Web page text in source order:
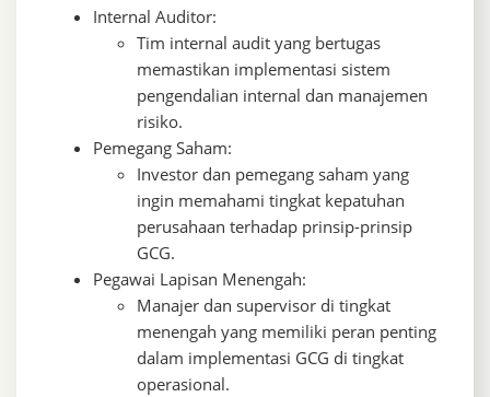
Internal Auditor:
Tim internal audit yang bertugas
memastikan implementasi sistem
pengendalian internal dan manajemen
risiko.
Pemegang Saham:
Investor dan pemegang saham yang
ingin memahami tingkat kepatuhan
perusahaan terhadap prinsip-prinsip
GCG.
Pegawai Lapisan Menengah:
Manajer dan supervisor di tingkat
menengah yang memiliki peran penting
dalam implementasi GCG di tingkat
operasional.